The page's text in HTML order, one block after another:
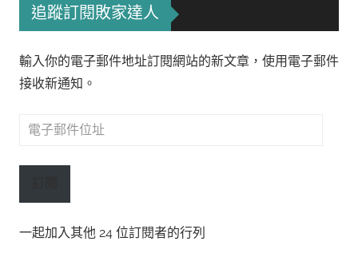
追蹤訂閱敗家達人
輸入你的電子郵件地址訂閱網站的新文章，使用電子郵件
接收新通知。
電
郵
址
一起加入其他 24 位訂閱者的行列